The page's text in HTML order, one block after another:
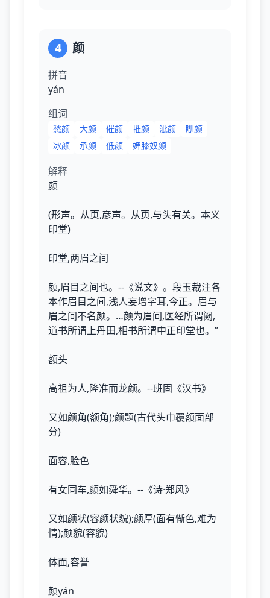
4 颜
拼音
yán
组词
愁颜 大颜 催颜 摧颜 泚颜
瞓颜
冰颜
承颜 低颜 婢膝奴颜
解释
颜
(形声。从页,彦声。从页,与头有关。本义
印堂)
印堂,两眉之间
颜,眉目之间也。--《说文》。段玉裁注各
本作眉目之间,浅人妄增字耳,今正。眉与
眉之间不名颜。…颜为眉间,医经所谓阙,
道书所谓上丹田,相书所谓中正印堂也。”
额头
高祖为人,隆准而龙颜。--班固《汉书》
又如颜角(额角);颜题(古代头巾覆额面部
分)
面容,脸色
有女同车,颜如舜华。--《诗·郑风》
又如颜状(容颜状貌);颜厚(面有惭色,难为
情);颜貌(容貌)
体面,容誉
颜yán